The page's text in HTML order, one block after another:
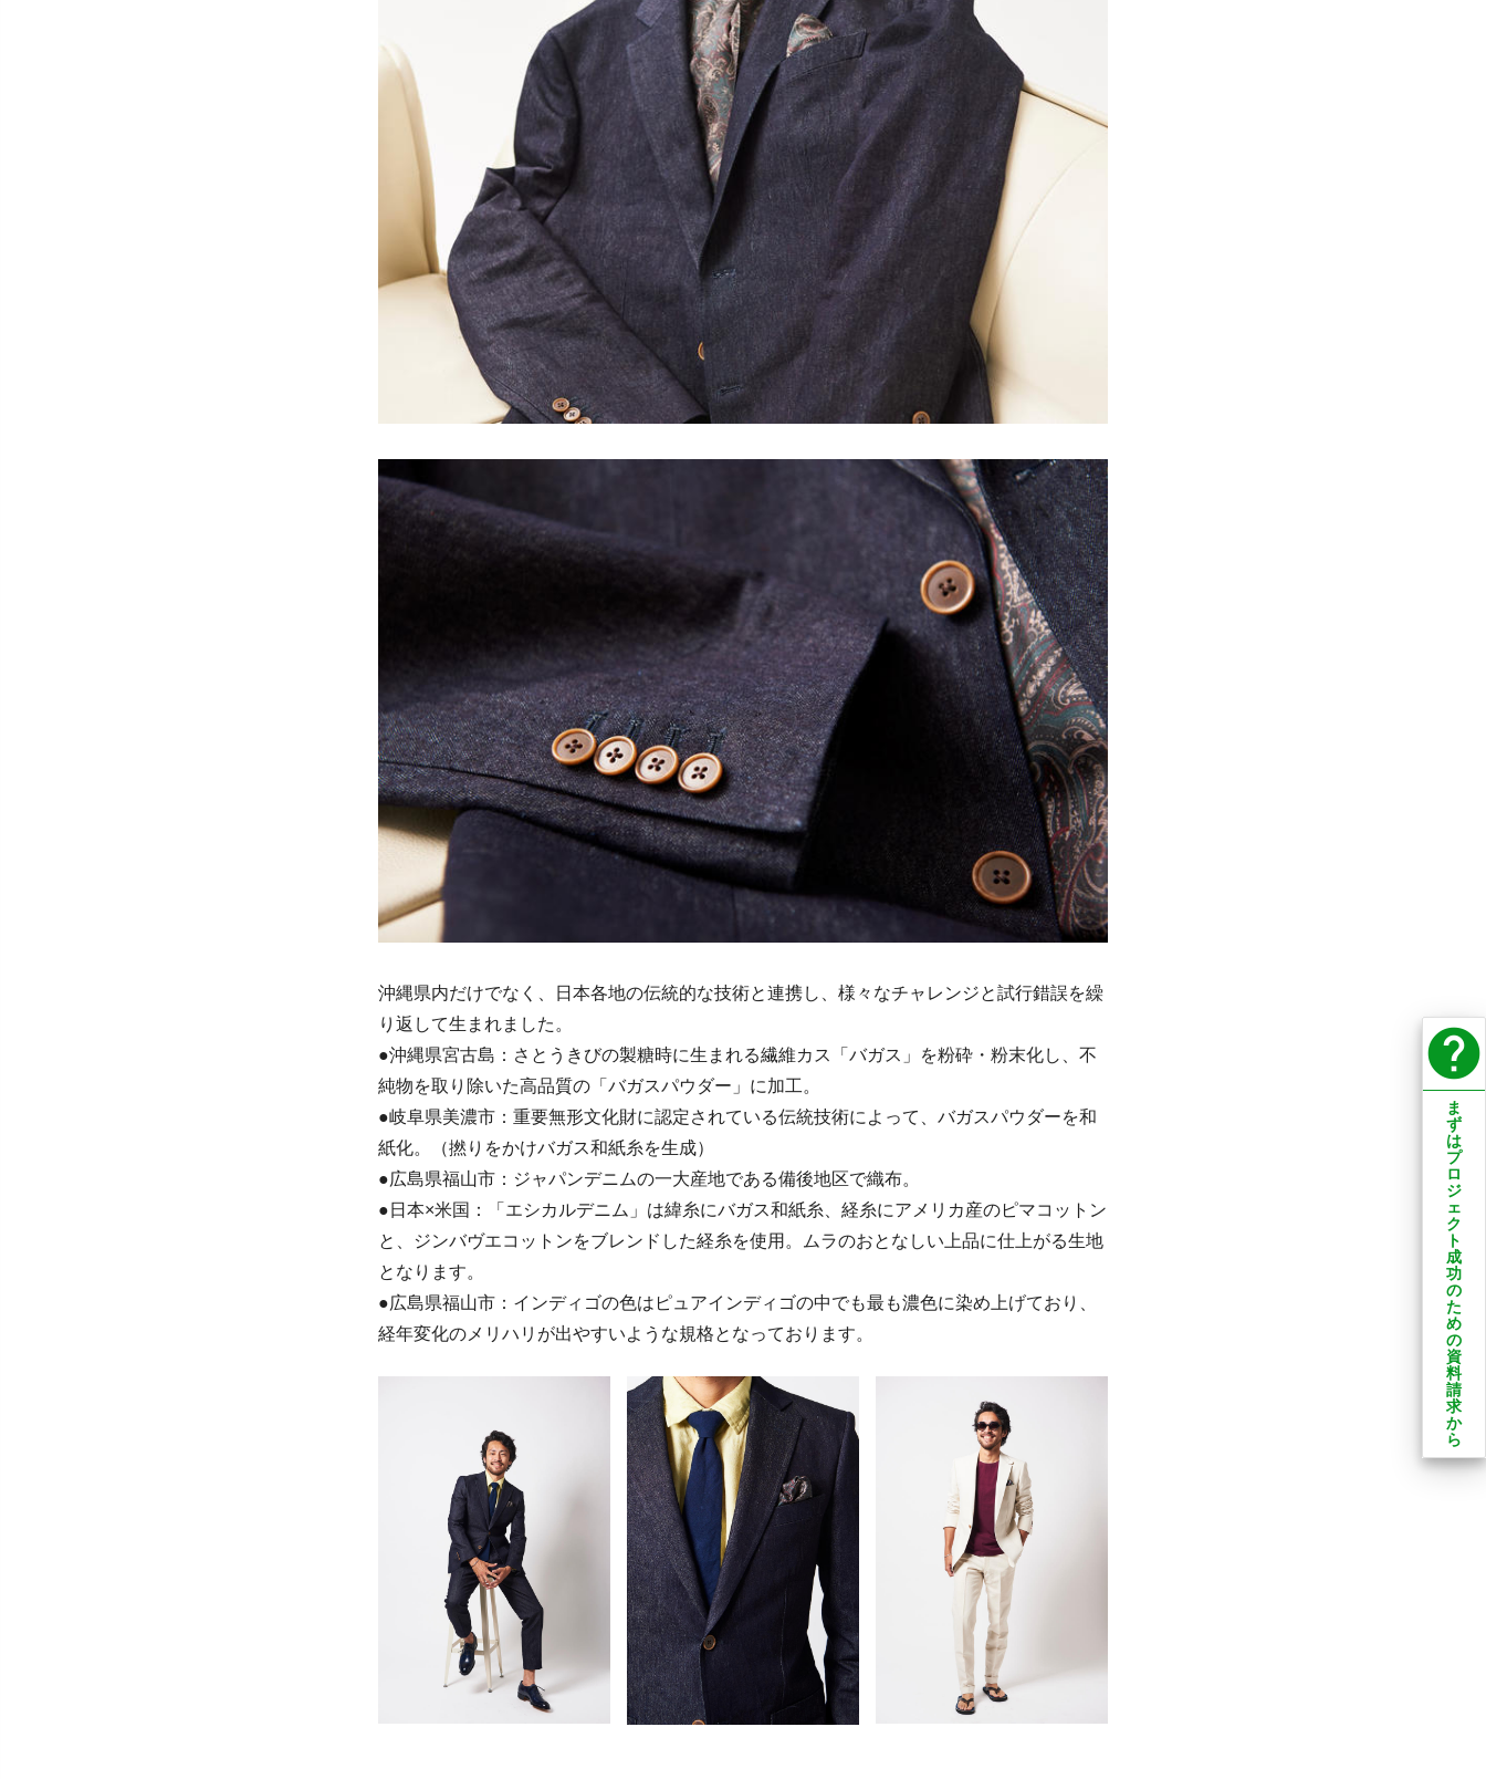
沖縄県内だけでなく、日本各地の伝統的な技術と連携し、様々なチャレンジと試行錯誤を繰
り返して生まれました。
●沖縄県宮古島：さとうきびの製糖時に生まれる繊維カス「バガス」を粉砕・粉末化し、不
純物を取り除いた高品質の「バガスパウダー」に加工。
●岐阜県美濃市：重要無形文化財に認定されている伝統技術によって、バガスパウダーを和
紙化。（撚りをかけバガス和紙糸を生成）
●広島県福山市：ジャパンデニムの一大産地である備後地区で織布。
●日本×米国：「エシカルデニム」は緯糸にバガス和紙糸、経糸にアメリカ産のピマコットン
と、ジンバヴエコットンをブレンドした経糸を使用。ムラのおとなしい上品に仕上がる生地
となります。
●広島県福山市：インディゴの色はピュアインディゴの中でも最も濃色に染め上げており、
経年変化のメリハリが出やすいような規格となっております。
help
ま
ず
は
プ
ロ
ジ
ェ
ク
ト
成
功
の
た
め
の
資
料
請
求
か
ら